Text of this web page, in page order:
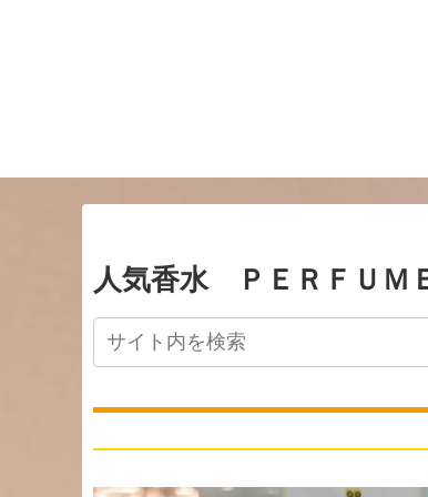
人気香水 ＰＥＲＦＵＭ